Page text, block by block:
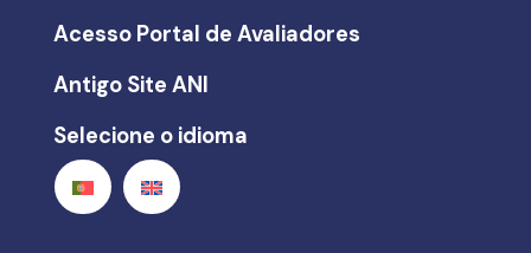
Acesso Portal de Avaliadores
Antigo Site ANI
Selecione o idioma